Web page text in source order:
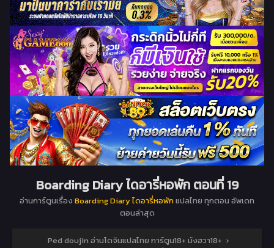
Boarding Diary ไดอารี่หอพัก ตอนที่ 19
อ่านการ์ตูนเรื่อง Boarding Diary ไดอารี่หอพักแปลไทย ทุกตอน อัพเดท
ตอนล่าสุด
Ped doujin อ่านโดจินแปลไทย การ์ตูน18+ มังฮวา18+ ›